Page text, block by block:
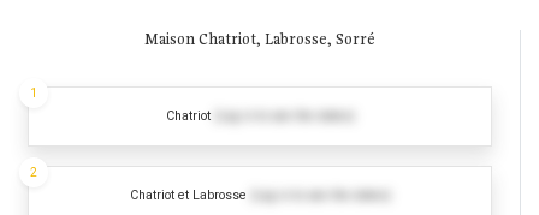
Maison Chatriot, Labrosse, Sorré
Chatriot
1
Chatriot et Labrosse
2